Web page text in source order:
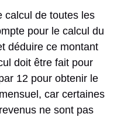
calcul de toutes les
pour le calcul du
déduire ce montant
doit être fait pour
12 pour obtenir le
car certaines
ne sont pas